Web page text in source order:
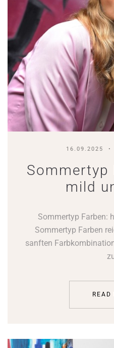
16.09.2025
Sommertyp
mild
Sommertyp Farben:
Sommertyp Farben
sanften
READ